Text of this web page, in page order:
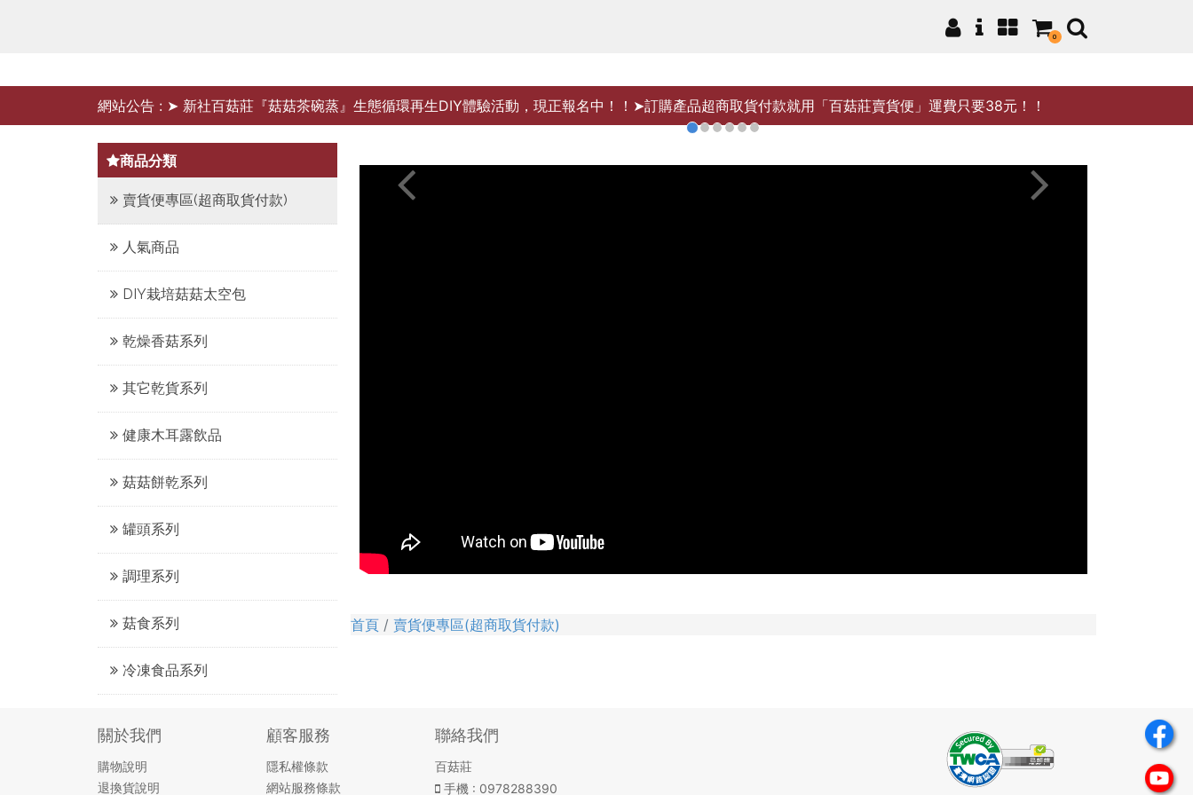
0
網站公告 : ➤ 新社百菇莊『菇菇茶碗蒸』生態循環再生DIY體驗活動，現正報名中！！➤訂購產品超商取貨付款就用「百菇莊賣貨便」運費只要38元！！
商品分類
賣貨便專區(超商取貨付款)
人氣商品
DIY栽培菇菇太空包
乾燥香菇系列
其它乾貨系列
健康木耳露飲品
菇菇餅乾系列
罐頭系列
調理系列
菇食系列
冷凍食品系列
首頁 賣貨便專區(超商取貨付款)
關於我們
購物說明
退換貨說明
顧客服務
隱私權條款
網站服務條款
聯絡我們
百菇莊
手機 : 0978288390